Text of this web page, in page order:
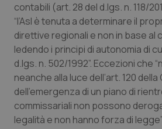
Lombardia
Marche
Molise
Piemonte
Dolore
Donna & Salute
Epatiti
HIV
contabili (art. 28 del d.lgs. n. 118/
“l’Asl è tenuta a determinare il
direttive regionali e non in base al
ledendo i principi di autonomia di
d.lgs. n. 502/1992”. Eccezioni che
neanche alla luce dell’art. 120
dell’emergenza di un piano di
commissariali non possono
legalità e non hanno forza di